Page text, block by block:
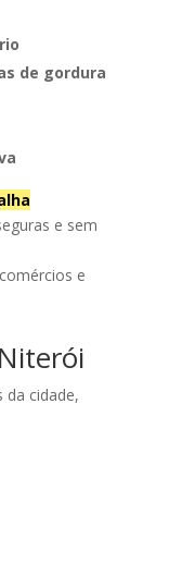
de gordura
e sem
e
cidade,